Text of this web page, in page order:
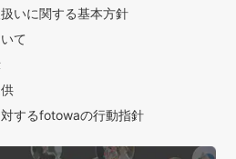
いに関する基本方針
て
するfotowaの行動指針